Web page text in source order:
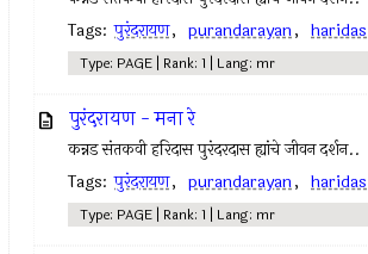
Tags: पुरंदरायण, purandarayan, haridas
Type: PAGE | Rank: 1 | Lang: mr
पुरंदरायण - मना रे
कन्नड संतकवी हरिदास पुरंदरदास ह्यांचे जीवन दर्शन..
Tags: पुरंदरायण, purandarayan, haridas
Type: PAGE | Rank: 1 | Lang: mr